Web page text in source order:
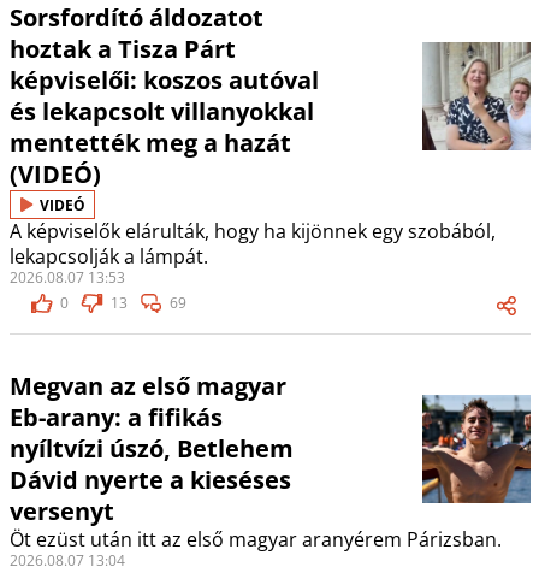
Sorsfordító áldozatot
hoztak a Tisza Párt
képviselői: koszos autóval
és lekapcsolt villanyokkal
mentették meg a hazát
(VIDEÓ)
VIDEÓ
A képviselők elárulták, hogy ha kijönnek egy szobából,
lekapcsolják a lámpát.
2026.08.07 13:53
0
13 69
Megvan az első magyar
Eb-arany: a fifikás
nyíltvízi úszó, Betlehem
Dávid nyerte a kieséses
versenyt
Öt ezüst után itt az első magyar aranyérem Párizsban.
2026.08.07 13:04